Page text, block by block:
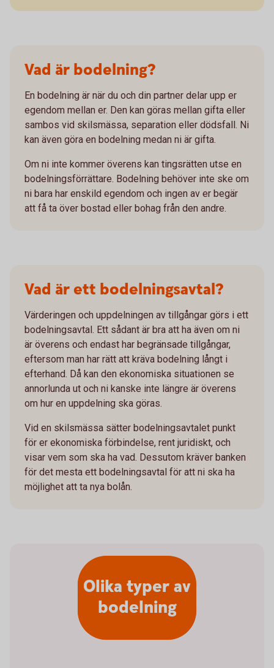
Vad är bodelning?
En bodelning är när du och din partner delar upp er
egendom mellan er. Den kan göras mellan gifta eller
sambos vid skilsmässa, separation eller dödsfall. Ni
kan även göra en bodelning medan ni är gifta.
Om ni inte kommer överens kan tingsrätten utse en
bodelningsförrättare. Bodelning behöver inte ske om
ni bara har enskild egendom och ingen av er begär
att få ta över bostad eller bohag från den andre.
Vad är ett bodelningsavtal?
Värderingen och uppdelningen av tillgångar görs i ett
bodelningsavtal. Ett sådant är bra att ha även om ni
är överens och endast har begränsade tillgångar,
eftersom man har rätt att kräva bodelning långt i
efterhand. Då kan den ekonomiska situationen se
annorlunda ut och ni kanske inte längre är överens
om hur en uppdelning ska göras.
Vid en skilsmässa sätter bodelningsavtalet punkt
för er ekonomiska förbindelse, rent juridiskt, och
visar vem som ska ha vad. Dessutom kräver banken
för det mesta ett bodelningsavtal för att ni ska ha
möjlighet att ta nya bolån.
Olika typer av
bodelning